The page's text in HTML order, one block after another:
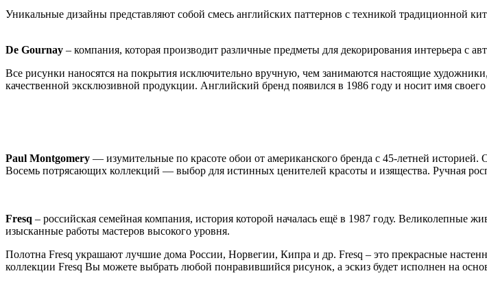
Уникальные дизайны представляют собой смесь английских паттернов с техникой традиционной
De Gournay – компания, которая производит различные предметы для декорирования интерьера с
Все рисунки наносятся на покрытия исключительно вручную, чем занимаются настоящие
качественной эксклюзивной продукции. Английский бренд появился в 1986 году и носит имя
Paul Montgomery — изумительные по красоте обои от американского бренда с 45-летней
Восемь потрясающих коллекций — выбор для истинных ценителей красоты и изящества. Ручная
Fresq – российская семейная компания, история которой началась ещё в 1987 году.
изысканные работы мастеров высокого уровня.
Полотна Fresq украшают лучшие дома России, Норвегии, Кипра и др. Fresq – это прекрасные
коллекции Fresq Вы можете выбрать любой понравившийся рисунок, а эскиз будет исполнен на